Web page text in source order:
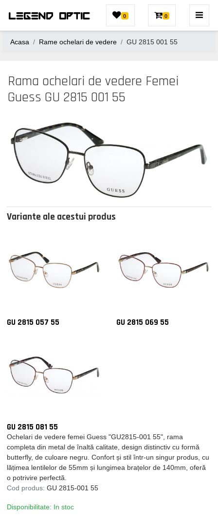
0 0
Acasa Rame ochelari de vedere GU 2815 001 55
Rama ochelari de vedere Femei
Guess GU 2815 001 55
Variante ale acestui produs
GU 2815 057 55 GU 2815 069 55
GU 2815 081 55
Ochelari de vedere femei Guess "GU2815-001 55", rama
completa din metal de înaltă calitate, design distinctiv cu formă
butterfly, de culoare negru. Confort și stil într-un singur produs, cu
lățimea lentilelor de 55mm și lungimea brațelor de 140mm, oferă
o potrivire perfectă.
Cod produs: GU 2815-001 55
Disponibilitate: In stoc